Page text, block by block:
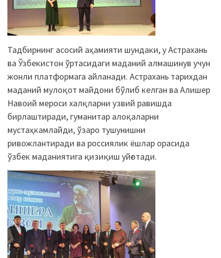
Тадбирнинг асосий аҳамияти шундаки, у Астрахань
ва Ўзбекистон ўртасидаги маданий алмашинув учун
жонли платформага айланади. Астрахань тарихдан
маданий мулоқот майдони бўлиб келган ва Алишер
Навоий мероси халқларни узвий равишда
бирлаштиради, гуманитар алоқаларни
мустаҳкамлайди, ўзаро тушунишни
ривожлантиради ва россиялик ёшлар орасида
ўзбек маданиятига қизиқиш уйғотади.